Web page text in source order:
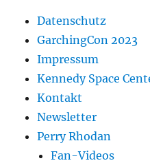
Datenschutz
GarchingCon 2023
Impressum
Kennedy Space
Kontakt
Newsletter
Perry Rhodan
Fan-Videos